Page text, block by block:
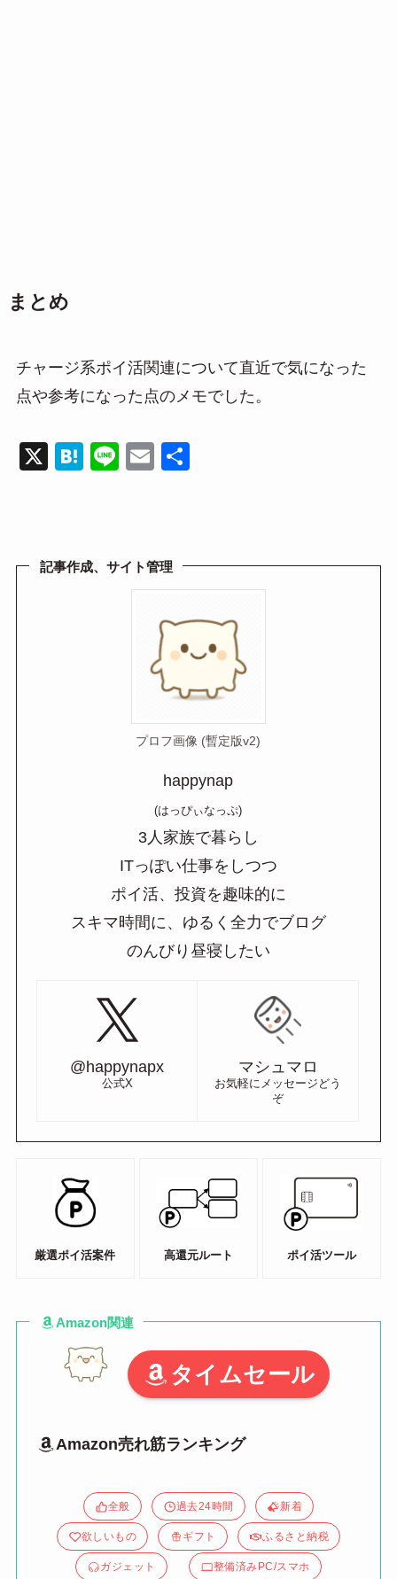
まとめ
チャージ系ポイ活関連について直近で気になった
点や参考になった点のメモでした。
X
H
a
Li
E
記事作成、サイト管理
プロフ画像 (暫定版v2)
happynap
(はっぴぃなっぷ)
3人家族で暮らし
ITっぽい仕事をしつつ
ポイ活、投資を趣味的に
スキマ時間に、ゆるく全力でブログ
のんびり昼寝したい
@happynapx
公式X
マシュマロ
お気軽にメッセージどう
ぞ
厳選ポイ活案件 高還元ルート ポイ活ツール
Amazon関連
タイムセール
Amazon売れ筋ランキング
全般 過去24時間 新着
欲しいもの ギフト ふるさと納税
ガジェット 整備済みPC/スマホ